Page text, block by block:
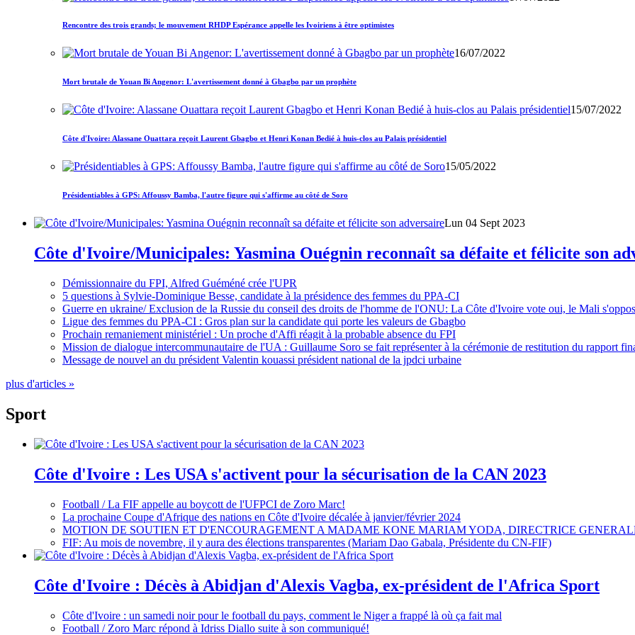
Rencontre des trois grands; le mouvement RHDP Espérance appelle les Ivoiriens à être optimistes
16/07/2022
Mort brutale de Youan Bi Angenor: L'avertissement donné à Gbagbo par un prophète
15/07/2022
Côte d'Ivoire: Alassane Ouattara reçoit Laurent Gbagbo et Henri Konan Bedié à huis-clos au Palais présidentiel
15/05/2022
Présidentiables à GPS: Affoussy Bamba, l'autre figure qui s'affirme au côté de Soro
Lun 04 Sept 2023
Côte d'Ivoire/Municipales: Yasmina Ouégnin reconnaît sa défaite et félicite son
Démissionnaire du FPI, Alfred Guéméné crée l'UPR
5 questions à Sylvie-Dominique Besse, candidate à la présidence des femmes du PPA-CI
Guerre en ukraine/ Exclusion de la Russie du conseil des droits de l'homme de l'ONU: La Côte d'Ivoire vote oui, le Mali
Ligue des femmes du PPA-CI : Gros plan sur la candidate qui porte les valeurs de Gbagbo
Prochain remaniement ministériel : Un proche d'Affi réagit à la probable absence du FPI
Mission de dialogue intercommunautaire de l'UA : Guillaume Soro se fait représenter à la cérémonie de restitution du rapport
Message de nouvel an du président Valentin kouassi président national de la jpdci urbaine
plus d'articles »
Sport
Côte d'Ivoire : Les USA s'activent pour la sécurisation de la CAN 2023
Football / La FIF appelle au boycott de l'UFPCI de Zoro Marc!
La prochaine Coupe d'Afrique des nations en Côte d'Ivoire décalée à janvier/février 2024
MOTION DE SOUTIEN ET D'ENCOURAGEMENT A MADAME KONE MARIAM YODA, DIRECTRICE
FIF: Au mois de novembre, il y aura des élections transparentes (Mariam Dao Gabala, Présidente du CN-FIF)
Côte d'Ivoire : Décès à Abidjan d'Alexis Vagba, ex-président de l'Africa Sport
Côte d'Ivoire : un samedi noir pour le football du pays, comment le Niger a frappé là où ça fait mal
Football / Zoro Marc répond à Idriss Diallo suite à son communiqué!